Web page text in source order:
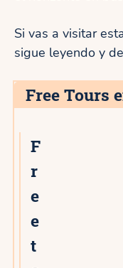
Si vas a visitar
sigue leyendo y
Free Tours
F
r
e
e
t